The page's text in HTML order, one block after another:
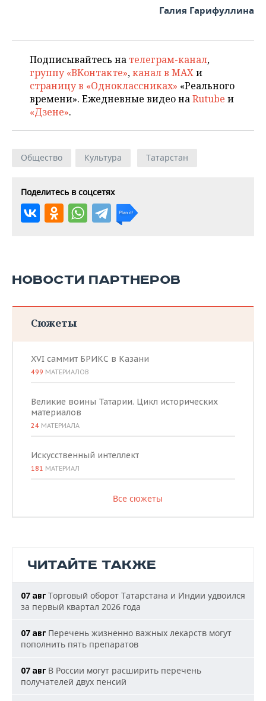
Галия Гарифуллина
Подписывайтесь на телеграм-канал,
группу «ВКонтакте»,канал в MAXи
страницу в «Одноклассниках» «Реального
времени». Ежедневные видео наRutube и
«Дзене».
Общество Культура Татарстан
Поделитесь в соцсетях
НОВОСТИ ПАРТНЕРОВ
Сюжеты
XVI саммит БРИКС в Казани
499 МАТЕРИАЛОВ
Великие воины Татарии. Цикл исторических
материалов
24 МАТЕРИАЛА
Искусственный интеллект
181 МАТЕРИАЛ
Все сюжеты
ЧИТАЙТЕ ТАКЖЕ
07 авг Торговый оборот Татарстана и Индии удвоился
за первый квартал 2026 года
07 авг Перечень жизненно важных лекарств могут
пополнить пять препаратов
07 авг В России могут расширить перечень
получателей двух пенсий